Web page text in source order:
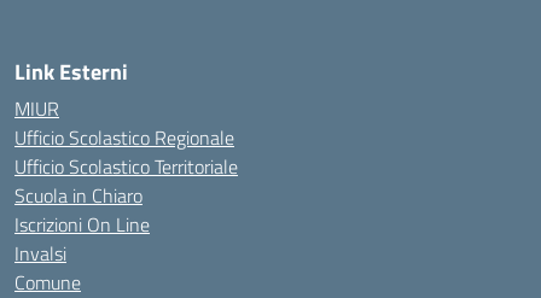
Link Esterni
MIUR
Ufficio Scolastico Regionale
Ufficio Scolastico Territoriale
Scuola in Chiaro
Iscrizioni On Line
Invalsi
Comune